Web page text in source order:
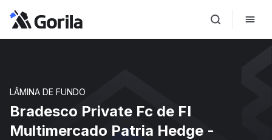
LÂMINA DE FUNDO
Bradesco Private Fc de FI
Multimercado Patria Hedge -